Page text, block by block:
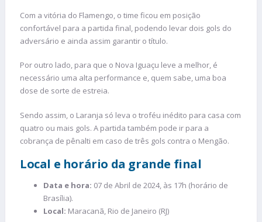
Com a vitória do Flamengo, o time ficou em posição
confortável para a partida final, podendo levar dois gols do
adversário e ainda assim garantir o título.
Por outro lado, para que o Nova Iguaçu leve a melhor, é
necessário uma alta performance e, quem sabe, uma boa
dose de sorte de estreia.
Sendo assim, o Laranja só leva o troféu inédito para casa com
quatro ou mais gols. A partida também pode ir para a
cobrança de pênalti em caso de três gols contra o Mengão.
Local e horário da grande final
Data e hora: 07 de Abril de 2024, às 17h (horário de
Brasília).
Local: Maracanã, Rio de Janeiro (RJ)